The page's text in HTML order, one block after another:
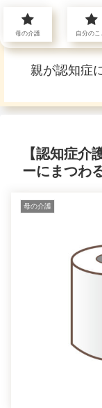
親が認知症
【認知症介
ーにまつわ
母の介護
母の介護 自分のこ